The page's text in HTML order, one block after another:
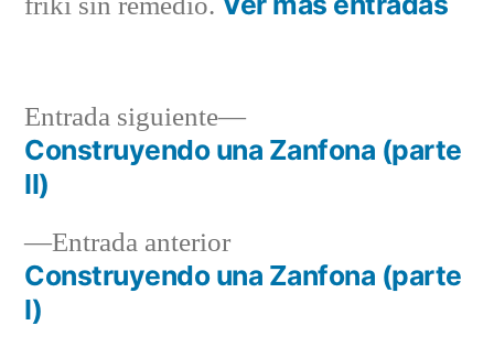
Navegación
entradas
Entrada anteriorEntrada
anterior:
Construyendo una Zanfona (parte
I)
Entrada siguiente
Entrada
siguiente:
Construyendo una Zanfona (parte
II)